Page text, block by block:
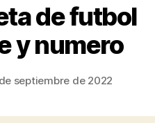
de futbol
y numero
septiembre de 2022